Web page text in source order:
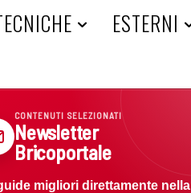
ESTERNI
CONTENUTI SELEZIONATI
Newsletter
Bricoportale
migliori direttamente nella